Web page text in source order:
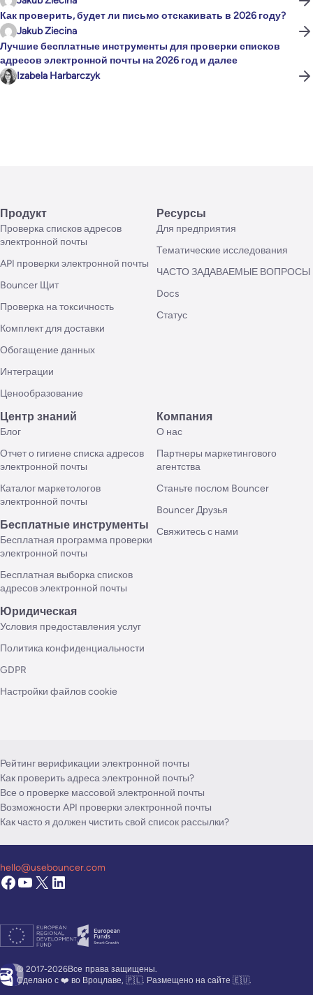
Как проверить, будет ли письмо отскакивать в 2026 году?
Jakub Ziecina
Лучшие бесплатные инструменты для проверки списков
адресов электронной почты на 2026 год и далее
Izabela Harbarczyk
Продукт
Проверка списков адресов
электронной почты
API проверки электронной почты
Bouncer Щит
Проверка на токсичность
Комплект для доставки
Обогащение данных
Интеграции
Ценообразование
Ресурсы
Для предприятия
Тематические исследования
ЧАСТО ЗАДАВАЕМЫЕ ВОПРОСЫ
Docs
Статус
Центр знаний
Блог
Отчет о гигиене списка адресов
электронной почты
Каталог маркетологов
электронной почты
Бесплатные инструменты
Бесплатная программа проверки
электронной почты
Бесплатная выборка списков
адресов электронной почты
Компания
О нас
Партнеры маркетингового
агентства
Станьте послом Bouncer
Bouncer Друзья
Свяжитесь с нами
Юридическая
Условия предоставления услуг
Политика конфиденциальности
GDPR
Настройки файлов cookie
Рейтинг верификации электронной почты
Как проверить адреса электронной почты?
Все о проверке массовой электронной почты
Возможности API проверки электронной почты
Как часто я должен чистить свой список рассылки?
© 2017-2026Все права защищены.
Сделано с ❤️ во Вроцлаве, 🇵🇱. Размещено на сайте 🇪🇺.
hello@usebouncer.com